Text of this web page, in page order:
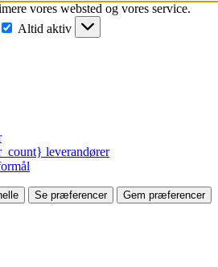
vores websted og vores service.
Funktionsdygtige-
cookies
Altid aktiv
leverandører
Se præferencer Gem præferencer